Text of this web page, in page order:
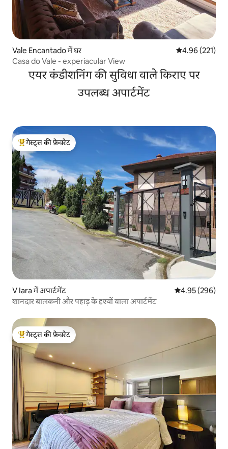
Vale Encantado में घर औसत रेटिंग 5 में से
4.96 (221)
Casa do Vale - experiacular View
एयर कंडीशनिंग की सुविधा वाले किराए पर
उपलब्ध अपार्टमेंट
गेस्ट्स का टॉप फ़ेवरेट
गेस्ट्स की फ़ेवरेट
V Iara में अपार्टमेंट औसत रेटिंग 5 में से
4.95 (296)
शानदार बालकनी और पहाड़ के दृश्यों वाला अपार्टमेंट
गेस्ट्स का टॉप फ़ेवरेट
गेस्ट्स की फ़ेवरेट